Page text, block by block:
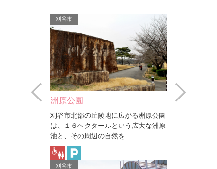
刈谷市
洲原公園
刈谷市北部の丘陵地に広がる洲原公園
は、１６ヘクタールという広大な洲原
池と、その周辺の自然を…
刈谷市
Prev